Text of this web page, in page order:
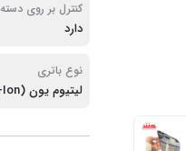
کنترل بر روی دسته
دارد
نوع باتری
لیتیوم یون (Li-Ion)